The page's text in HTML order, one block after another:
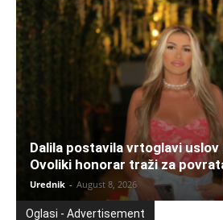
Dalila postavila vrtoglavi uslov
Ovoliki honorar traži za
Urednik - August 8, 2026
Oglasi - Advertisement